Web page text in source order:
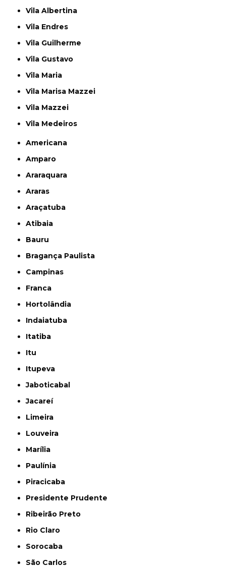
Vila Albertina
Vila Endres
Vila Guilherme
Vila Gustavo
Vila Maria
Vila Marisa Mazzei
Vila Mazzei
Vila Medeiros
Americana
Amparo
Araraquara
Araras
Araçatuba
Atibaia
Bauru
Bragança Paulista
Campinas
Franca
Hortolândia
Indaiatuba
Itatiba
Itu
Itupeva
Jaboticabal
Jacareí
Limeira
Louveira
Marília
Paulínia
Piracicaba
Presidente Prudente
Ribeirão Preto
Rio Claro
Sorocaba
São Carlos